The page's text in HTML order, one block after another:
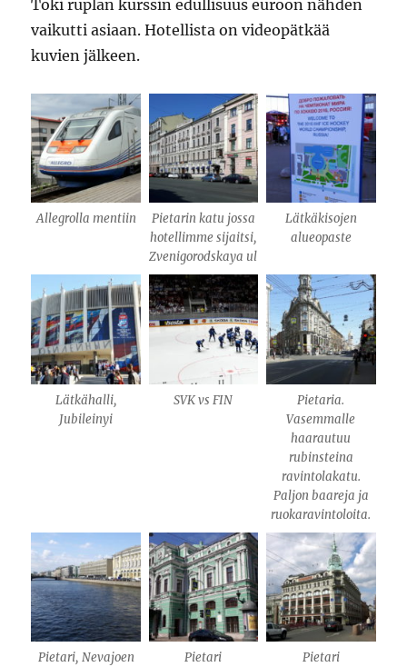
Toki ruplan kurssin edullisuus euroon nähden
vaikutti asiaan. Hotellista on videopätkää
kuvien jälkeen.
Allegrolla mentiin
Pietarin katu jossa
hotellimme sijaitsi,
Zvenigorodskaya ul
Lätkäkisojen
alueopaste
Lätkähalli,
Jubileinyi
SVK vs FIN
Pietaria.
Vasemmalle
haarautuu
rubinsteina
ravintolakatu.
Paljon baareja ja
ruokaravintoloita.
Pietari, Nevajoen
Pietari Pietari